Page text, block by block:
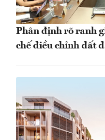
Phân định rõ ranh
chế điều chỉnh đất